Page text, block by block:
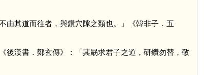
由其道而往者，與鑽穴隙之類也。」《韓非子．五
後漢書．鄭玄傳》：「其勗求君子之道，研鑽勿替，敬